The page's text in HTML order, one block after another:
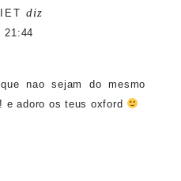
diz
21:44
nao sejam do mesmo
e adoro os teus oxford